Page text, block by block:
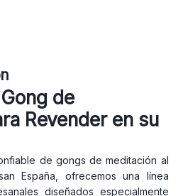
de
Revender en su
de gongs de meditación al
España, ofrecemos una línea
diseñados especialmente